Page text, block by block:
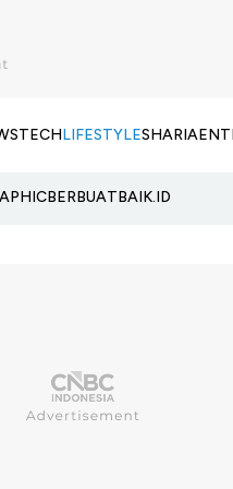
TECHLIFESTYLESHARIA
BERBUATBAIK.ID